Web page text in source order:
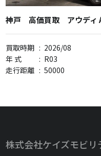
神戸 高価買取 アウディ
買取時期 : 2026/08
年 式
: R03
走行距離 : 50000
株式会社ケイズモビリ